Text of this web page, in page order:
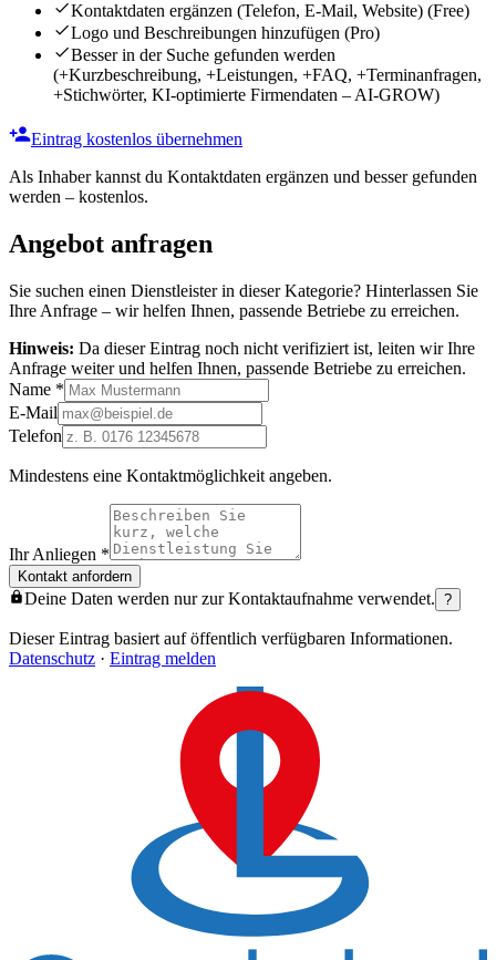
Kontaktdaten ergänzen (Telefon, E-Mail, Website) (Free)
Logo und Beschreibungen hinzufügen (Pro)
Besser in der Suche gefunden werden
(+Kurzbeschreibung, +Leistungen, +FAQ, +Terminanfragen,
+Stichwörter, KI-optimierte Firmendaten – AI-GROW)
Eintrag kostenlos übernehmen
Als Inhaber kannst du Kontaktdaten ergänzen und besser gefunden
werden – kostenlos.
Angebot anfragen
Sie suchen einen Dienstleister in dieser Kategorie? Hinterlassen Sie
Ihre Anfrage – wir helfen Ihnen, passende Betriebe zu erreichen.
Hinweis: Da dieser Eintrag noch nicht verifiziert ist, leiten wir Ihre
Anfrage weiter und helfen Ihnen, passende Betriebe zu erreichen.
Name *
E-Mail
Telefon
Mindestens eine Kontaktmöglichkeit angeben.
Ihr Anliegen *
Kontakt anfordern
Deine Daten werden nur zur Kontaktaufnahme verwendet. ?
Dieser Eintrag basiert auf öffentlich verfügbaren Informationen.
Datenschutz · Eintrag melden